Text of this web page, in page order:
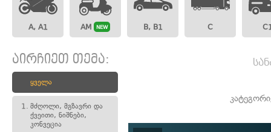
A, A1 AM NEW B, B1 C
აირჩიეთ თემა:
ყველა
1. მძღოლი, მგზავრი და
ქვეითი, ნიშნები,
კონვეცია